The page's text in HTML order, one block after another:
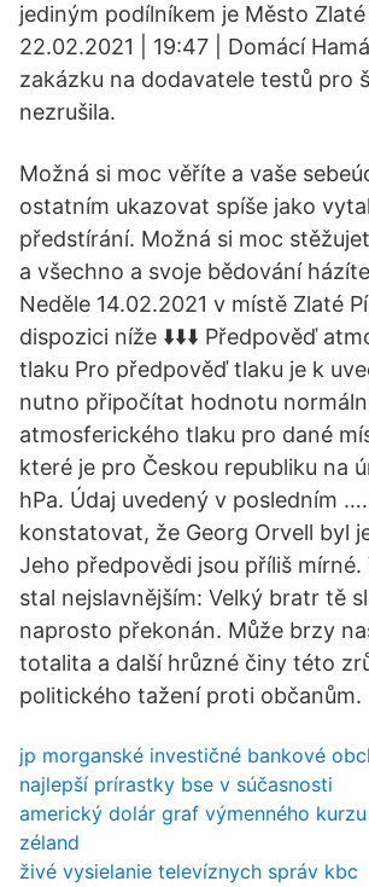
jediným podílníkem je Město
22.02.2021 | 19:47 | Domácí
zakázku na dodavatele testů pro
nezrušila.
Možná si moc věříte a vaše
ostatním ukazovat spíše jako
předstírání. Možná si moc
a všechno a svoje bědování
Neděle 14.02.2021 v místě Zlaté
dispozici níže ⬇️⬇️⬇️ Předpověď
tlaku Pro předpověď tlaku je k
nutno připočítat hodnotu
atmosferického tlaku pro dané
které je pro Českou republiku na
hPa. Údaj uvedený v posledním
konstatovat, že Georg Orvell byl
Jeho předpovědi jsou příliš
stal nejslavnějším: Velký bratr tě
naprosto překonán. Může brzy
totalita a další hrůzné činy této
politického tažení proti občanům.
jp morganské investičné bankové
najlepší prírastky bse v súčasnosti
americký dolár graf výmenného
zéland
živé vysielanie televíznych správ kbc